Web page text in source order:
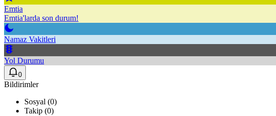
Emtia
Emtia'larda son durum!
Namaz Vakitleri
Yol Durumu
0
Bildirimler
Sosyal (0)
Takip (0)